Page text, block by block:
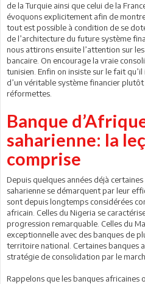
de la Turquie ainsi que celui de la
évoquons explicitement afin de
tout est possible à condition de se
de l’architecture du future système
nous attirons ensuite l’attention sur
bancaire. On encourage la vraie
tunisien. Enfin on insiste sur le fait
d’un véritable système financier
réformettes.
Banque
saharienne: la
comprise
Depuis quelques années déjà
saharienne se démarquent par leur
sont depuis longtemps considérées
africain. Celles du Nigeria se
progression remarquable. Celles du
exceptionnelle avec des banques de
territoire national. Certaines banques
stratégie de consolidation par le
Rappelons que les banques africaines